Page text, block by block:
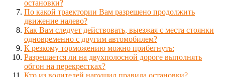
остановки?
По какой траектории Вам разрешено продолжить
движение налево?
Как Вам следует действовать, выезжая с места стоянки
одновременно с другим автомобилем?
К резкому торможению можно прибегнуть:
Разрешается ли на двухполосной дороге выполнять
обгон на перекрестках?
Кто из водителей нарушил правила остановки?